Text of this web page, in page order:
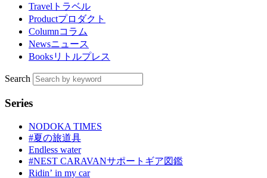
Travel トラベル
Productプロダクト
Columnコラム
Newsニュース
Booksリトルプレス
Search
Series
NODOKA TIMES
#夏の旅道具
Endless water
#NEST CARAVANサポートギア図鑑
Ridinʼ in my car